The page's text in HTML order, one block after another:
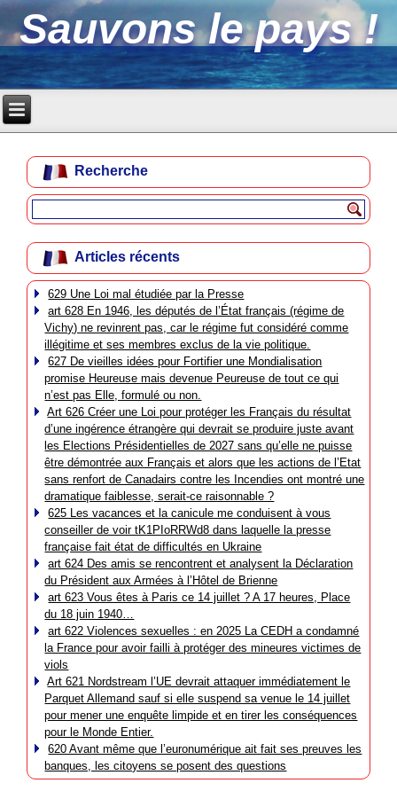
Sauvons le pays !
Recherche
Articles récents
629 Une Loi mal étudiée par la Presse
art 628 En 1946, les députés de l’État français (régime de
Vichy) ne revinrent pas, car le régime fut considéré comme
illégitime et ses membres exclus de la vie politique.
627 De vieilles idées pour Fortifier une Mondialisation
promise Heureuse mais devenue Peureuse de tout ce qui
n’est pas Elle, formulé ou non.
Art 626 Créer une Loi pour protéger les Français du résultat
d’une ingérence étrangère qui devrait se produire juste avant
les Elections Présidentielles de 2027 sans qu’elle ne puisse
être démontrée aux Français et alors que les actions de l’Etat
sans renfort de Canadairs contre les Incendies ont montré une
dramatique faiblesse, serait-ce raisonnable ?
625 Les vacances et la canicule me conduisent à vous
conseiller de voir tK1PIoRRWd8 dans laquelle la presse
française fait état de difficultés en Ukraine
art 624 Des amis se rencontrent et analysent la Déclaration
du Président aux Armées à l’Hôtel de Brienne
art 623 Vous êtes à Paris ce 14 juillet ? A 17 heures, Place
du 18 juin 1940…
art 622 Violences sexuelles : en 2025 La CEDH a condamné
la France pour avoir failli à protéger des mineures victimes de
viols
Art 621 Nordstream l’UE devrait attaquer immédiatement le
Parquet Allemand sauf si elle suspend sa venue le 14 juillet
pour mener une enquête limpide et en tirer les conséquences
pour le Monde Entier.
620 Avant même que l’euronumérique ait fait ses preuves les
banques, les citoyens se posent des questions